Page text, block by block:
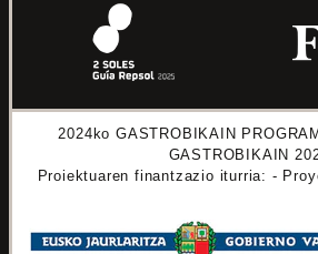
2024ko GASTROBIKAIN
GASTROBIKAIN
Proiektuaren finantzazio iturria: -